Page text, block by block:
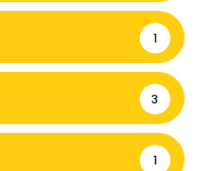
1
3
1